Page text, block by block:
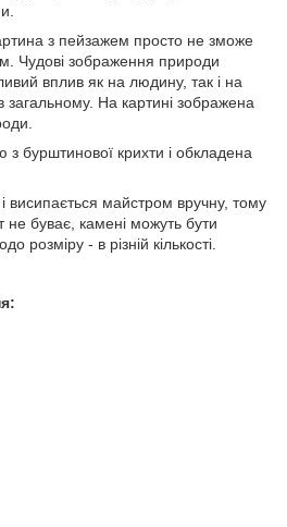
з пейзажем просто не зможе
Чудові зображення природи
вплив як на людину, так і на
На картині зображена
з бурштинової крихти і обкладена
висипається майстром вручну, тому
не буває, камені можуть бути
розміру - в різній кількості.